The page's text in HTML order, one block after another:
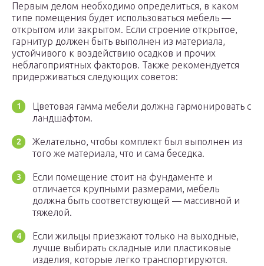
Первым делом необходимо определиться, в каком
типе помещения будет использоваться мебель —
открытом или закрытом. Если строение открытое,
гарнитур должен быть выполнен из материала,
устойчивого к воздействию осадков и прочих
неблагоприятных факторов. Также рекомендуется
придерживаться следующих советов:
Цветовая гамма мебели должна гармонировать с
ландшафтом.
Желательно, чтобы комплект был выполнен из
того же материала, что и сама беседка.
Если помещение стоит на фундаменте и
отличается крупными размерами, мебель
должна быть соответствующей — массивной и
тяжелой.
Если жильцы приезжают только на выходные,
лучше выбирать складные или пластиковые
изделия, которые легко транспортируются.